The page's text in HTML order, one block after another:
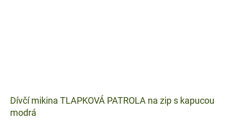
Dívčí mikina TLAPKOVÁ PATROLA na zip s kapucou
modrá